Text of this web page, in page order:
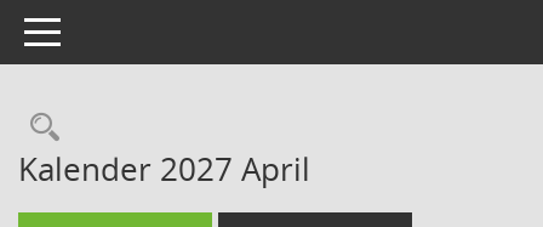
Toggle navigation
Rechercheauswahl
Kalender 2027 April